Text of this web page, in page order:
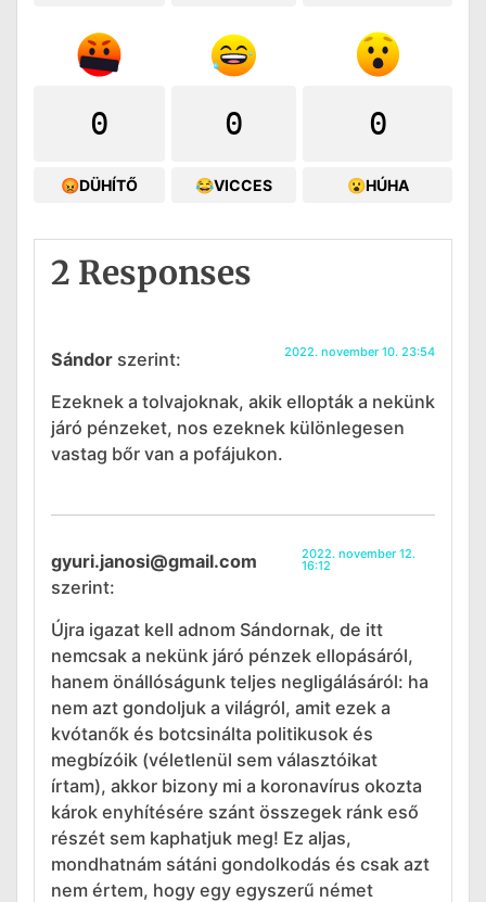
0
😡DÜHÍTŐ
0
😂VICCES
0
😮HÚHA
2 Responses
Sándor szerint: 2022. november 10. 23:54
Ezeknek a tolvajoknak, akik ellopták a nekünk
járó pénzeket, nos ezeknek különlegesen
vastag bőr van a pofájukon.
gyuri.janosi@gmail.com
szerint:
2022. november 12.
16:12
Újra igazat kell adnom Sándornak, de itt
nemcsak a nekünk járó pénzek ellopásáról,
hanem önállóságunk teljes negligálásáról: ha
nem azt gondoljuk a világról, amit ezek a
kvótanők és botcsinálta politikusok és
megbízóik (véletlenül sem választóikat
írtam), akkor bizony mi a koronavírus okozta
károk enyhítésére szánt összegek ránk eső
részét sem kaphatjuk meg! Ez aljas,
mondhatnám sátáni gondolkodás és csak azt
nem értem, hogy egy egyszerű német